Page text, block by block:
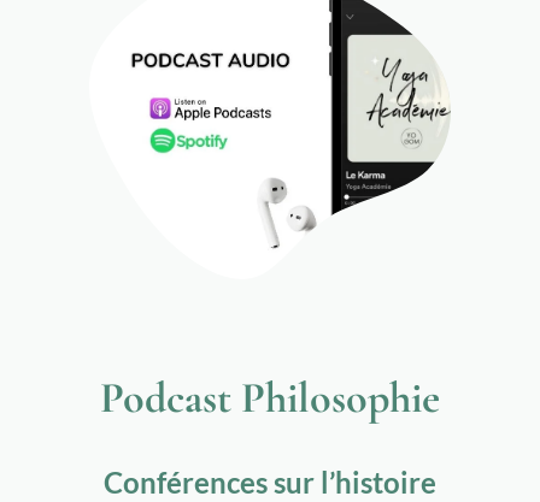
Podcast Philosophie
Conférences sur l’histoire